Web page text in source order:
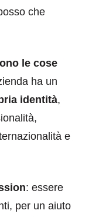
che
le cose
ha un
identità,
e
: essere
per un aiuto